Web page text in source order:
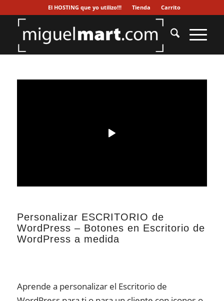
El HOSTING que yo utilizo!!! Tienda Carrito
Personalizar ESCRITORIO de
WordPress – Botones en Escritorio de
WordPress a medida
Aprende a personalizar el Escritorio de